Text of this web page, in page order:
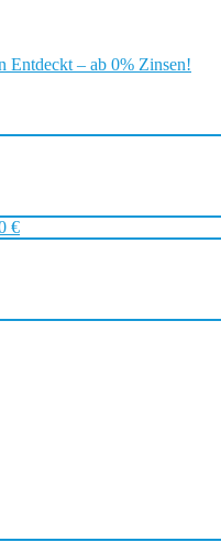
Entdeckt – ab 0% Zinsen!
€